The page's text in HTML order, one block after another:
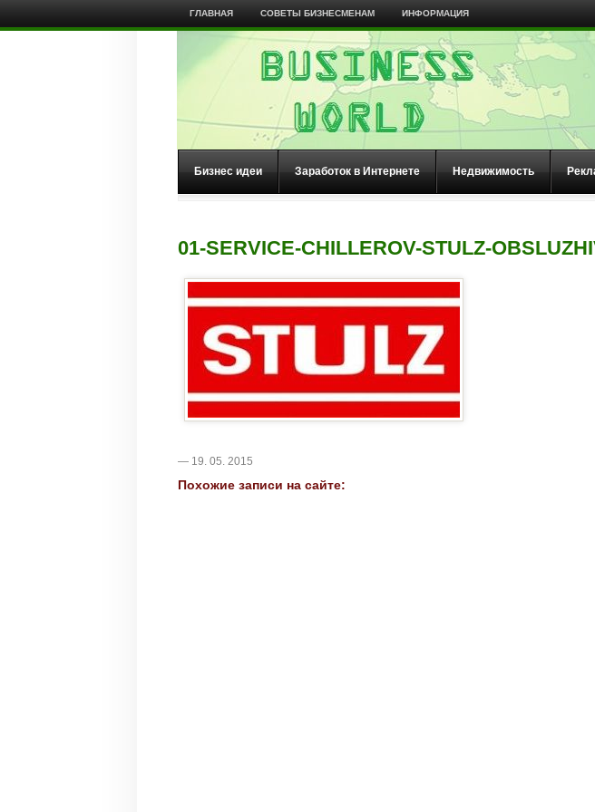
ГЛАВНАЯ СОВЕТЫ БИЗНЕСМЕНАМ ИНФОРМАЦИЯ
Бизнес идеи Заработок в Интернете Недвижимость
01-SERVICE-CHILLEROV-STULZ-
— 19. 05. 2015
Похожие записи на сайте: